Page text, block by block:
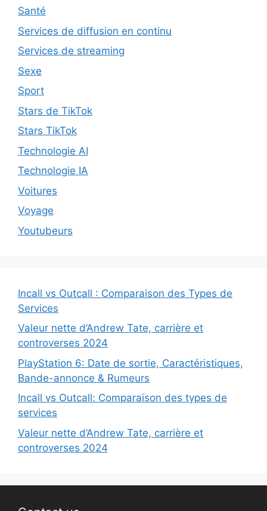
Santé
Services de diffusion en continu
Services de streaming
Sexe
Sport
Stars de TikTok
Stars TikTok
Technologie AI
Technologie IA
Voitures
Voyage
Youtubeurs
Incall vs Outcall : Comparaison des Types de
Services
Valeur nette d’Andrew Tate, carrière et
controverses 2024
PlayStation 6: Date de sortie, Caractéristiques,
Bande-annonce & Rumeurs
Incall vs Outcall: Comparaison des types de
services
Valeur nette d’Andrew Tate, carrière et
controverses 2024